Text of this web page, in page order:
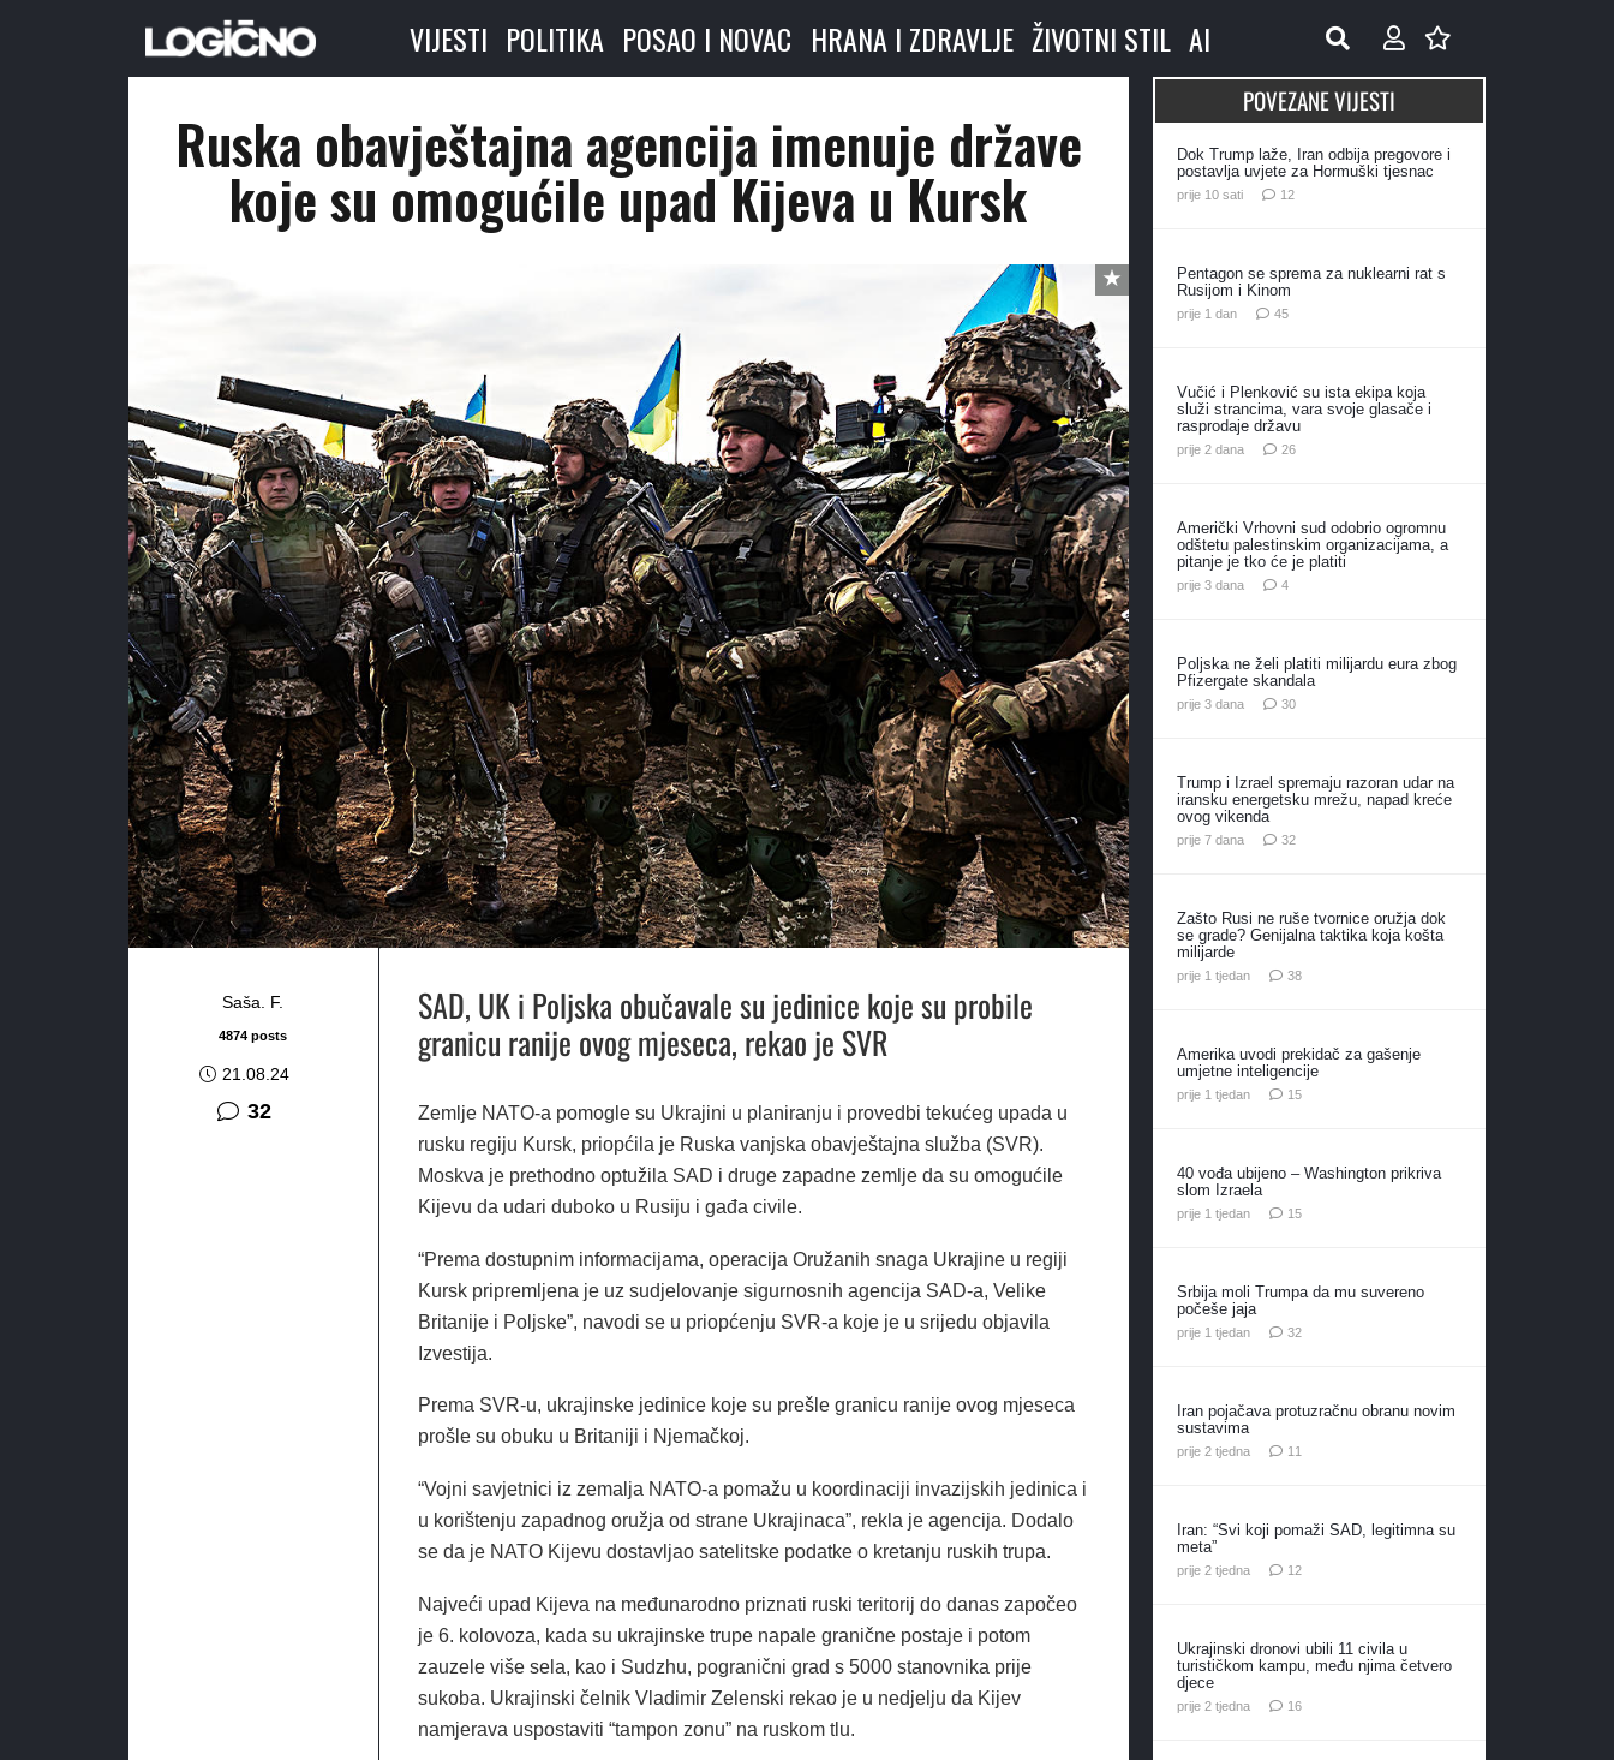
VIJESTI POLITIKA POSAO I NOVAC HRANA I ZDRAVLJE ŽIVOTNI STIL AI
Ruska obavještajna agencija imenuje države
koje su omogućile upad Kijeva u Kursk
Saša. F.
4874 posts
21.08.24
32
SAD, UK i Poljska obučavale su jedinice koje su probile
granicu ranije ovog mjeseca, rekao je SVR
Zemlje NATO-a pomogle su Ukrajini u planiranju i provedbi tekućeg upada u
rusku regiju Kursk, priopćila je Ruska vanjska obavještajna služba (SVR).
Moskva je prethodno optužila SAD i druge zapadne zemlje da su omogućile
Kijevu da udari duboko u Rusiju i gađa civile.
“Prema dostupnim informacijama, operacija Oružanih snaga Ukrajine u regiji
Kursk pripremljena je uz sudjelovanje sigurnosnih agencija SAD-a, Velike
Britanije i Poljske”, navodi se u priopćenju SVR-a koje je u srijedu objavila
Izvestija.
Prema SVR-u, ukrajinske jedinice koje su prešle granicu ranije ovog mjeseca
prošle su obuku u Britaniji i Njemačkoj.
“Vojni savjetnici iz zemalja NATO-a pomažu u koordinaciji invazijskih jedinica i
u korištenju zapadnog oružja od strane Ukrajinaca”, rekla je agencija. Dodalo
se da je NATO Kijevu dostavljao satelitske podatke o kretanju ruskih trupa.
Najveći upad Kijeva na međunarodno priznati ruski teritorij do danas započeo
je 6. kolovoza, kada su ukrajinske trupe napale granične postaje i potom
zauzele više sela, kao i Sudzhu, pogranični grad s 5000 stanovnika prije
sukoba. Ukrajinski čelnik Vladimir Zelenski rekao je u nedjelju da Kijev
namjerava uspostaviti “tampon zonu” na ruskom tlu.
POVEZANE VIJESTI
Dok Trump laže, Iran odbija pregovore i
postavlja uvjete za Hormuški tjesnac
prije 10 sati 12komentara
Pentagon se sprema za nuklearni rat s
Rusijom i Kinom
prije 1 dan 45komentara
Vučić i Plenković su ista ekipa koja
služi strancima, vara svoje glasače i
rasprodaje državu
prije 2 dana 26komentara
Američki Vrhovni sud odobrio ogromnu
odštetu palestinskim organizacijama, a
pitanje je tko će je platiti
prije 3 dana 4komentara
Poljska ne želi platiti milijardu eura zbog
Pfizergate skandala
prije 3 dana 30komentara
Trump i Izrael spremaju razoran udar na
iransku energetsku mrežu, napad kreće
ovog vikenda
prije 7 dana 32komentara
Zašto Rusi ne ruše tvornice oružja dok
se grade? Genijalna taktika koja košta
milijarde
prije 1 tjedan 38komentara
Amerika uvodi prekidač za gašenje
umjetne inteligencije
prije 1 tjedan 15komentara
40 vođa ubijeno – Washington prikriva
slom Izraela
prije 1 tjedan 15komentara
Srbija moli Trumpa da mu suvereno
počeše jaja
prije 1 tjedan 32komentara
Iran pojačava protuzračnu obranu novim
sustavima
prije 2 tjedna 11
Iran: “Svi koji pomaži SAD, legitimna su
meta”
prije 2 tjedna 12komentara
Ukrajinski dronovi ubili 11 civila u
turističkom kampu, među njima četvero
djece
prije 2 tjedna 16komentara